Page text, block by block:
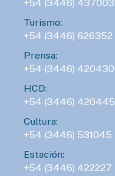
+54 (3446) 437003
Turismo:
+54 (3446) 626352
Prensa:
+54 (3446) 420430
HCD:
+54 (3446) 420445
Cultura:
+54 (3446) 531045
Estación:
+54 (3446) 422227